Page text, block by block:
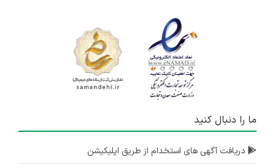
ما را دنبال کنید
دریافت آگهی های استخدام از طریق اپلیکیشن